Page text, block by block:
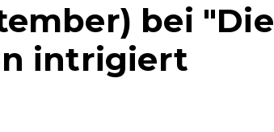
bei "Die
intrigiert